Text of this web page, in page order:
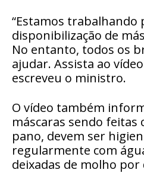
“Estamos trabalhando
disponibilização de
No entanto, todos os
ajudar. Assista ao
escreveu o ministro.
O vídeo também
máscaras sendo feitas
pano, devem ser
regularmente com
deixadas de molho